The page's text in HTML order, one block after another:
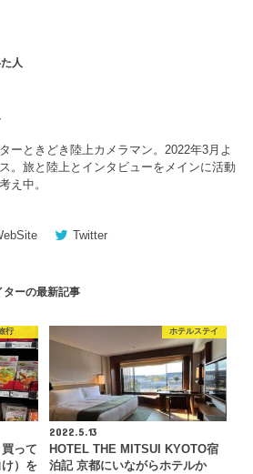
人
ーときどき陸上カメラマン。2022年3月よ
。旅と陸上とインタビューをメインに活動
え中。
Twitter
ターの最新記事
行
って
）を
ホテルステイ
2022.5.13
HOTEL THE MITSUI KYOTO宿
泊記 京都にいながらホテルか